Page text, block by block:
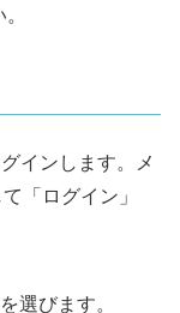
インします。メ
「ログイン」
選びます。